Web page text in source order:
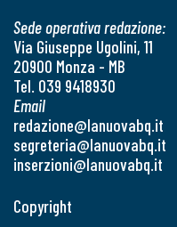
Sede operativa redazione:
Via Giuseppe Ugolini, 11
20900 Monza - MB
Tel. 039 9418930
Email
redazione@lanuovabq.it
segreteria@lanuovabq.it
inserzioni@lanuovabq.it
Copyright